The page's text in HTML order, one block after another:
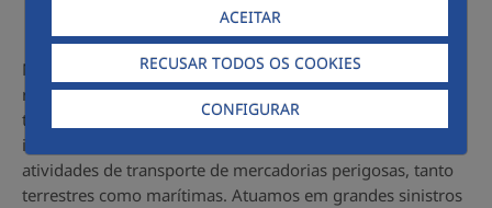
ACEITAR
RECUSAR TODOS OS COOKIES
CONFIGURAR
Na área das intervenções exteriores, efetuamos serviços
relacionados com fugas, derrames e descargas de todo o
tipo de substâncias perigosas. Intervimos de forma
imediata em caso de acidentes relacionados com as
atividades de transporte de mercadorias perigosas, tanto
terrestres como marítimas. Atuamos em grandes sinistros